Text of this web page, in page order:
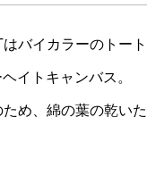
バイカラーのトート
イトキャンバス。
め、綿の葉の乾い